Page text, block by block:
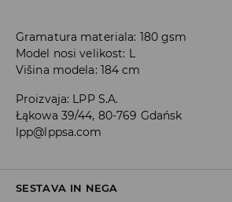
Gramatura materiala: 180 gsm
Model nosi velikost: L
Višina modela: 184 cm
Proizvaja: LPP S.A.
Łąkowa 39/44, 80-769 Gdańsk
lpp@lppsa.com
SESTAVA IN NEGA